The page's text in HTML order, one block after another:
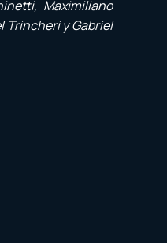
Maximiliano
Trincheri y Gabriel